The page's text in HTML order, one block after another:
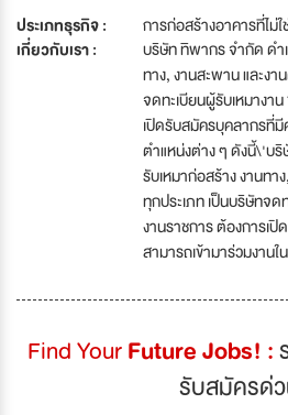
ประเภทธุรกิจ :
การก่อสร้างอาคารที่ไม่
เกี่ยวกับเรา :
บริษัท ทิพากร จำกัด ดำ
ทาง, งานสะพาน และงา
จดทะเบียนผู้รับเหมางา
เปิดรับสมัครบุคลากรที่มี
ตำแหน่งต่าง ๆ ดังนี้\'บ
รับเหมาก่อสร้าง งานทา
ทุกประเภท เป็นบริษัทจด
งานราชการ ต้องการเ
สามารถเข้ามาร่วมงาน
Find YourFuture Jobs! :
รับสมัครด่